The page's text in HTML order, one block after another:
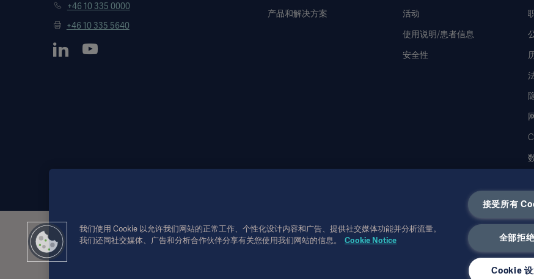
+46 10 335 0000
+46 10 335 5640
产品和解决方案
活动
使用说明/患者信息
安全性
此类信息仅供专业医疗人士或其他专业受众参考。信息并未详尽，不可取代使用说明、服务手册或医疗建议。对于任一
或义务。依赖此类信息的使用风险完全由用户个人承担。
所提及的疗法、解决方案或产品可能在您的国家无法使用或被禁止使用。未经
书面许可，不得复制或使用全部
我们使用 Cookie 以允许我们网站的正常工作、个性化设计内容和广告、提供社交媒体功能并分析流量。
我们还同社交媒体、广告和分析合作伙伴分享有关您使用我们网站的信息。
Cookie Notice
接受所有
全部拒
Cookie